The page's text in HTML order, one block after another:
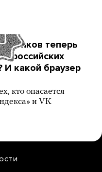
банков теперь
российских
И какой браузер
кто опасается
и VK